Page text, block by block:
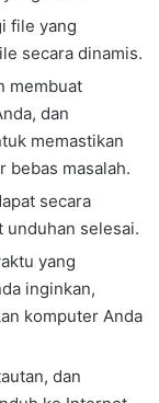
file yang
secara dinamis.
membuat
dan
memastikan
bebas masalah.
secara
unduhan selesai.
yang
inginkan,
komputer Anda
dan